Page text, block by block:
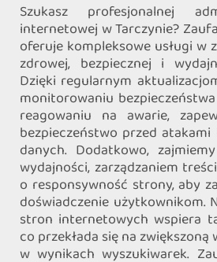
Szukasz profesjonalnej
internetowej w Tarczynie?
oferuje kompleksowe usługi w
zdrowej, bezpiecznej i
Dzięki regularnym
monitorowaniu
reagowaniu na awarie,
bezpieczeństwo przed
danych. Dodatkowo,
wydajności, zarządzaniem
o responsywność strony, aby
doświadczenie użytkownikom.
stron internetowych wspiera
co przekłada się na
w wynikach wyszukiwarek.